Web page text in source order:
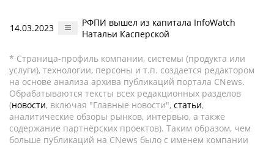
14.03.2023
РФПИ вышел из капитала InfoWatch
Натальи Касперской
* Страница-профиль компании, системы (продукта или
услуги), технологии, персоны и т.п. создается редактором
на основе анализа архива публикаций портала CNews.
Обрабатываются тексты всех редакционных разделов
(новости, включая "Главные новости", статьи,
аналитические обзоры рынков, интервью, а также
содержание партнёрских проектов). Таким образом, чем
больше публикаций на CNews было с именем компании